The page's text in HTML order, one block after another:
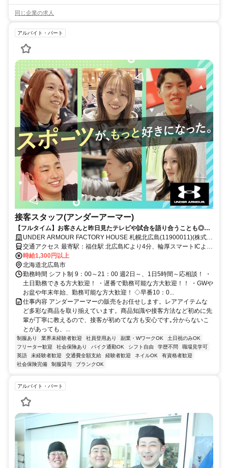
同じ企業の求人
アルバイト・パート
接客スタッフ(アンダーアーマー)
【フルタイム】お客さんと昨日見たテレビや試合を語り合うことも◎土
日休みや連休も可能！アンダーアーマー楽しい上に働きやすい職場です
★☆
UNDER ARMOUR FACTORY HOUSE 札幌北広島(11900011)(株式会
社ドーム)
交通アクセス 最寄駅：福住駅 北広島ICより4分、輪厚スマートICより
約10分 車通勤OK！バイク通勤OK！（駐車場あり）
時給1,300円以上
北海道北広島市
勤務時間 シフト制 9：00～21：00 週2日～、1日5時間～応相談！ ・
土日勤務できる方大歓迎！ ・遅番で勤務可能な方大歓迎！！ ・GWや
お盆や年末年始、勤務可能な方大歓迎！ ◇早番10：0...
仕事内容 アンダーアーマーの販売をお任せします。レアアイテムな
ど多彩な商品を取り揃えています。商品知識や接客方法など初めに先
輩が丁寧に教えるので、接客が初めてな方も安心です｡分からないこ
とがあっても、...
制服あり 業界未経験者歓迎 社員登用あり 副業・WワークOK
土日祝のみOK
フリーター歓迎
社会保険あり バイク通勤OK シフト自由 学歴不問
職場見学可
英語
未経験者歓迎 交通費全額支給 経験者歓迎 ネイルOK
有資格者歓迎
社会保険完備
制服貸与 ブランクOK
アルバイト・パート